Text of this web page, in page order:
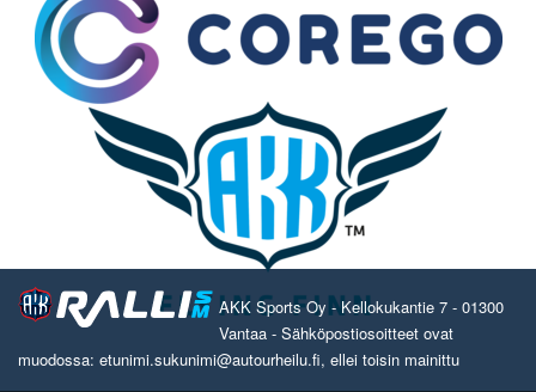
AKK Sports Oy - Kellokukantie 7 - 01300
Vantaa - Sähköpostiosoitteet ovat
muodossa: etunimi.sukunimi@autourheilu.fi, ellei toisin mainittu